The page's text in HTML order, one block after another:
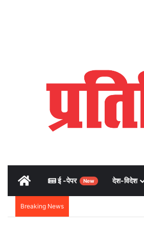
Home ई -पेपर New देश-विदेश
Breaking News